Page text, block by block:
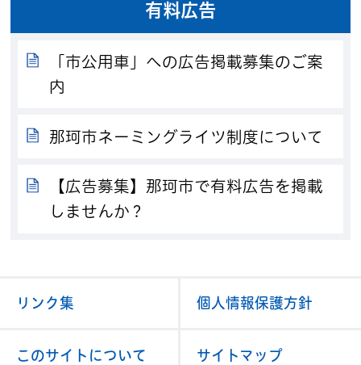
有料広告
「市公用車」への広告掲載募集のご案
内
那珂市ネーミングライツ制度について
【広告募集】那珂市で有料広告を掲載
しませんか？
リンク集 個人情報保護方針
このサイトについて サイトマップ